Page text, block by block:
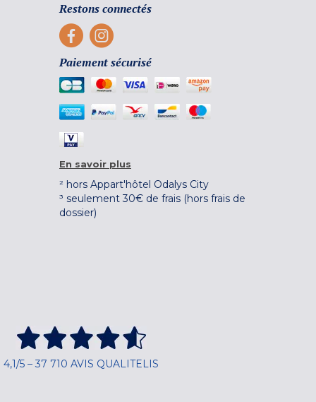
Restons connectés
Paiement sécurisé
En savoir plus
² hors Appart'hôtel Odalys City
³ seulement 30€ de frais (hors frais de
dossier)
4,1/5 – 37 710 AVIS QUALITELIS